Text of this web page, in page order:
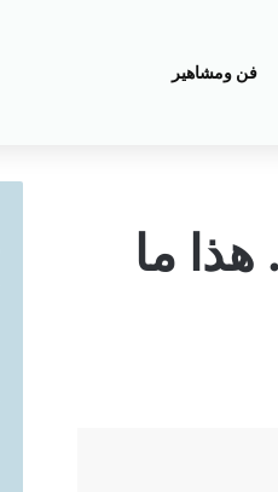
فن ومشاهير
ما